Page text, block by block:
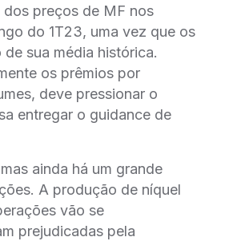
dos preços de MF nos
do 1T23, uma vez que os
sua média histórica.
os prêmios por
deve pressionar o
entregar o guidance de
ainda há um grande
A produção de níquel
vão se
prejudicadas pela